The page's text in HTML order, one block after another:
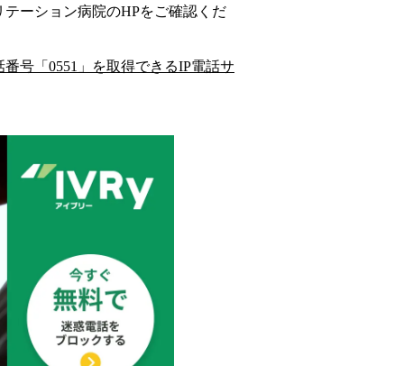
テーション病院のHPをご確認くだ
号「 0551 」を取得できるIP電話サ